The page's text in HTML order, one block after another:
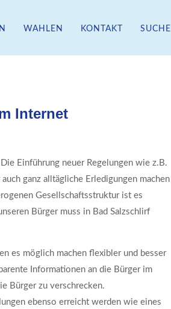
WAHLEN KONTAKT SUCHE
Internet
Einführung neuer Regelungen wie z.B.
ganz alltägliche Erledigungen machen
Gesellschaftsstruktur ist es
Bürger muss in Bad Salzschlirf
es möglich machen flexibler und besser
Informationen an die Bürger im
Bürger zu verschrecken.
ebenso erreicht werden wie eines